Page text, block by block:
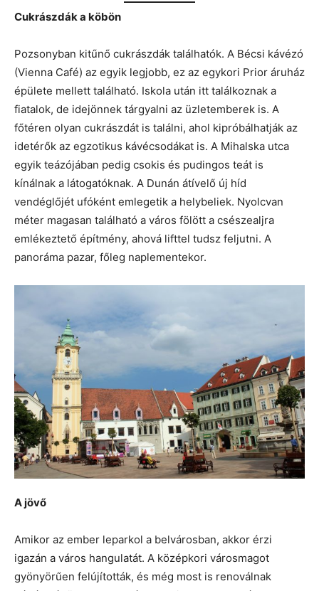
Cukrászdák a köbön
Pozsonyban kitűnő cukrászdák találhatók. A Bécsi kávézó
(Vienna Café) az egyik legjobb, ez az egykori Prior áruház
épülete mellett található. Iskola után itt találkoznak a
fiatalok, de idejönnek tárgyalni az üzletemberek is. A
főtéren olyan cukrászdát is találni, ahol kipróbálhatják az
idetérők az egzotikus kávécsodákat is. A Mihalska utca
egyik teázójában pedig csokis és pudingos teát is
kínálnak a látogatóknak. A Dunán átívelő új híd
vendéglőjét ufóként emlegetik a helybeliek. Nyolcvan
méter magasan található a város fölött a csészealjra
emlékeztető építmény, ahová lifttel tudsz feljutni. A
panoráma pazar, főleg naplementekor.
A jövő
Amikor az ember leparkol a belvárosban, akkor érzi
igazán a város hangulatát. A középkori városmagot
gyönyörűen felújították, és még most is renoválnak